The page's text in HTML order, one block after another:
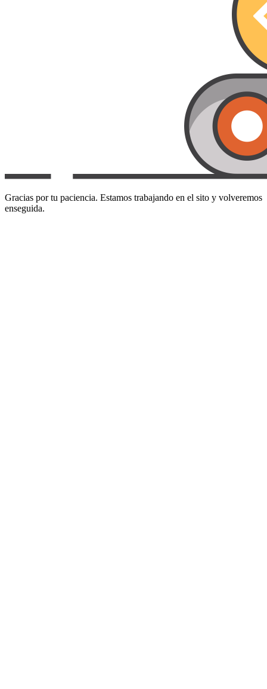
Gracias por tu paciencia. Estamos trabajando en el sito y volveremos
enseguida.